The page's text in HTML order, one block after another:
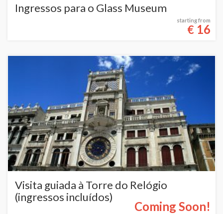
Ingressos para o Glass Museum
starting from
€ 16
Visita guiada à Torre do Relógio
(ingressos incluídos)
Coming Soon!